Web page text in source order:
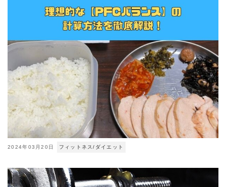
2024年03月20日 フィットネス/ダイエット